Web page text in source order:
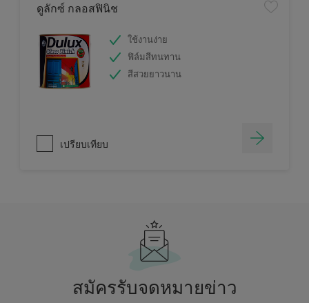
ดูลักซ์ กลอสฟินิช
ใช้งานง่าย
ฟิล์มสีทนทาน
สีสวยยาวนาน
เปรียบเทียบ
สมัครรับจดหมายข่าว